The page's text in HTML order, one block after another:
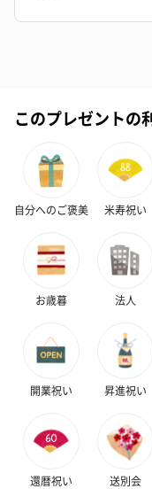
このプレゼントの
自分へのご褒美 米寿祝い
お歳暮 法人
開業祝い 昇進祝い
還暦祝い 送別会